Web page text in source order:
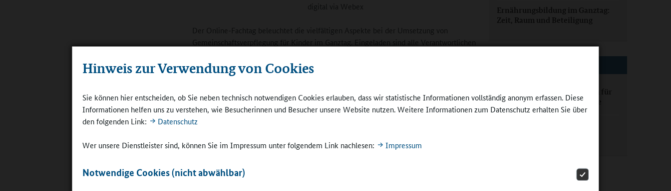
Hinweis zur Verwendung von Cookies
Sie können hier entscheiden, ob Sie neben technisch notwendigen Cookies erlauben, dass wir statistische Informationen vollständig anonym erfassen. Diese
Informationen helfen uns zu verstehen, wie Besucherinnen und Besucher unsere Website nutzen. Weitere Informationen zum Datenschutz erhalten Sie über
den folgenden Link:
Datenschutz
Wer unsere Dienstleister sind, können Sie im Impressum unter folgendem Link nachlesen: Impressum
Notwendige Cookies (nicht abwählbar)
digital via Webex
Der Online-Fachtag beleuchtet die vielfältigen Aspekte bei der Umsetzung von
Gemeinschaftsverpflegung für Kinder im Ganztag. Eingeladen sind alle Verantwortlichen
Kinderbetreuung, Träger der Kinder und Jugendhilfe, Jugendämter oder
Jugendhilfeausschüsse.
Der Fachtag wird gemeinsam durch das Bundesministerium für Bildung und Forschung,
das Bundesministerium für Familie, Senioren, Frauen und Jugend, das
Bundesministerium für Ernährung und Landwirtschaft und das Nationale
Im ihrem einleitenden Vortrag zeigt Dr. Kerstin Clausen auf, dass es für einen
Ernährungsbildung im Ganztag:
Zeit, Raum und Beteiligung
Nationales Qualitätszentrum für
Ernährung in Kita und Schule